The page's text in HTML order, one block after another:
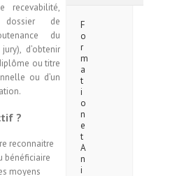
recevabilité,
dossier de
du
d’obtenir
ou titre
ou d’un
?
reconnaitre
bénéficiaire
moyens
F
o
r
m
a
t
i
o
n
e
t
A
n
i